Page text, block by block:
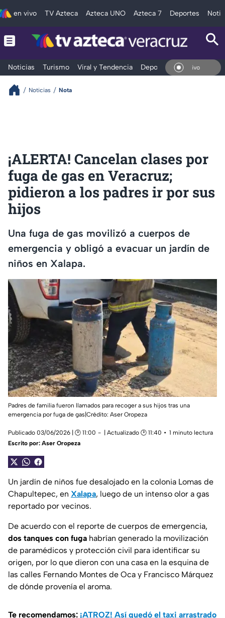
en vivo TV Azteca Azteca UNO Azteca 7 Deportes
Noticias Turismo Viral y Tendencia Deportes Espectáculos
En Vivo
Noticias Nota
¡ALERTA! Cancelan clases por
fuga de gas en Veracruz;
pidieron a los padres ir por sus
hijos
Una fuga de gas movilizó a cuerpos de
emergencia y obligó a evacuar un jardín de
niños en Xalapa.
Padres de familia fueron llamados para recoger a sus hijos tras una
emergencia por fuga de gas|Crédito: Aser Oropeza
Publicado 03/06/2026 | 🕑 11:00 | Actualizado 🕑 11:40
1 minuto lectura
Escrito por: Aser Oropeza
Un jardín de niños fue desalojado en la colonia Lomas de
Chapultepec, en Xalapa, luego de un intenso olor a gas
reportado por vecinos.
De acuerdo con el reporte de cuerpos de emergencia,
dos tanques con fuga habrían generado la movilización
de paramédicos y protección civil para identificar su
origen, por lo que dieron con una casa en la esquina de
las calles Fernando Montes de Oca y Francisco Márquez
de dónde provenía el aroma.
Te recomendamos: ¡ATROZ! Así quedó el taxi arrastrado